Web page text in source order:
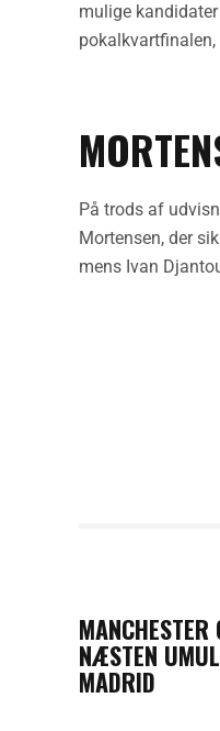
mulige
På trods af
Mortensen, der
mens Ivan
NÆSTEN
MADRID